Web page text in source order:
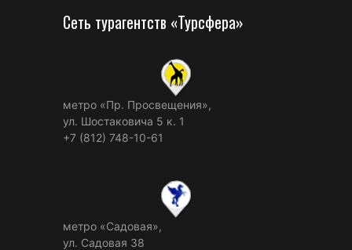
Сеть турагентств «Турсфера»
метро «Пр. Просвещения»,
ул. Шостаковича 5 к. 1
+7 (812) 748-10-61
метро «Садовая»,
ул. Садовая 38